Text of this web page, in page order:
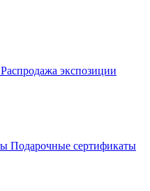
Распродажа экспозиции
Подарочные сертификаты